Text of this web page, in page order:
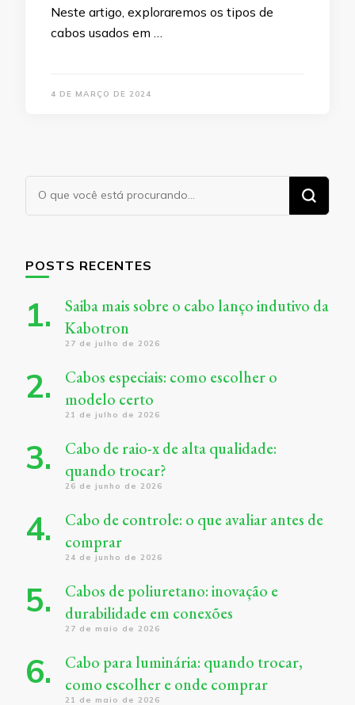
Neste artigo, exploraremos os tipos de
cabos usados em …
4 DE MARÇO DE 2024
Procurando
algo?
POSTS RECENTES
Saiba mais sobre o cabo lanço indutivo da
Kabotron
27 de julho de 2026
Cabos especiais: como escolher o
modelo certo
21 de julho de 2026
Cabo de raio-x de alta qualidade:
quando trocar?
26 de junho de 2026
Cabo de controle: o que avaliar antes de
comprar
24 de junho de 2026
Cabos de poliuretano: inovação e
durabilidade em conexões
27 de maio de 2026
Cabo para luminária: quando trocar,
como escolher e onde comprar
21 de maio de 2026